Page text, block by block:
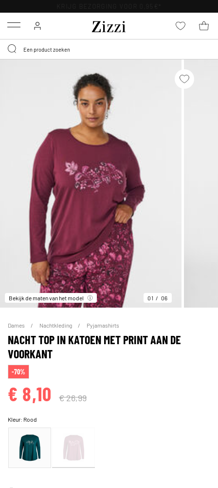
Menu
Bekijk de maten van het model 01 06
Dames Nachtkleding Pyjamashirts
NACHT TOP IN KATOEN MET PRINT AAN DE
VOORKANT
-70%
€ 8,10 € 26,99
Kleur: Rood